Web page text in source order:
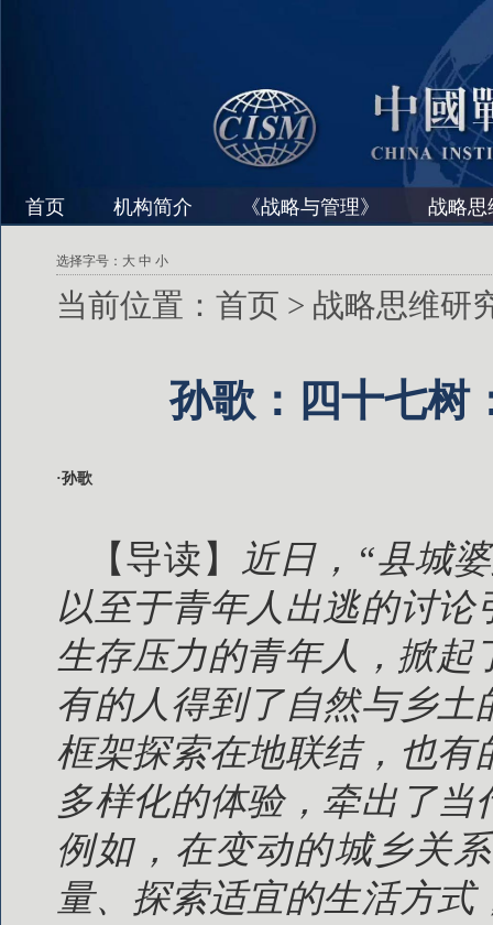
首页 机构简介 《战略与管理》 战略思
选择字号： 大 中 小
当前位置： 首页 > 战略思维研
孙歌：四十七树
·孙歌
【导读】
近日，“县城
以至于青年人出逃的讨
生存压力的青年人，掀起
有的人得到了自然与乡
框架探索在地联结，也
多样化的体验，牵出了
例如，在变动的城乡关
量、探索适宜的生活方